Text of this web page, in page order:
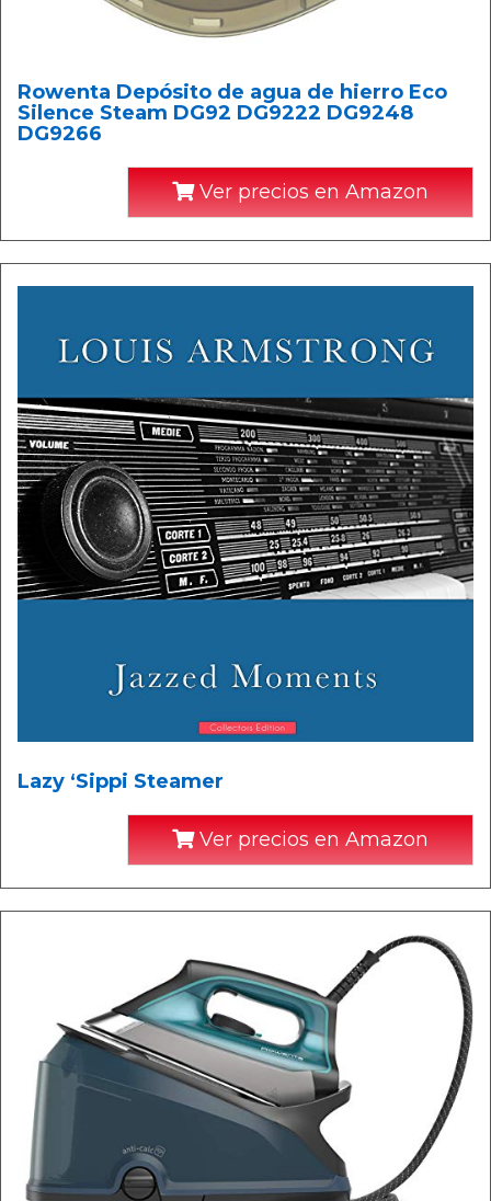
Rowenta Depósito de agua de hierro Eco
Silence Steam DG92 DG9222 DG9248
DG9266
Ver precios en Amazon
Lazy ‘Sippi Steamer
Ver precios en Amazon